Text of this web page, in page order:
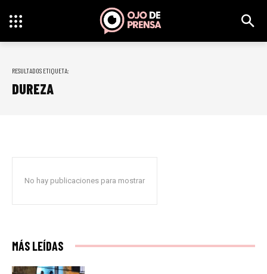
RESULTADOS ETIQUETA:
DUREZA
No hay publicaciones para mostrar
MÁS LEÍDAS